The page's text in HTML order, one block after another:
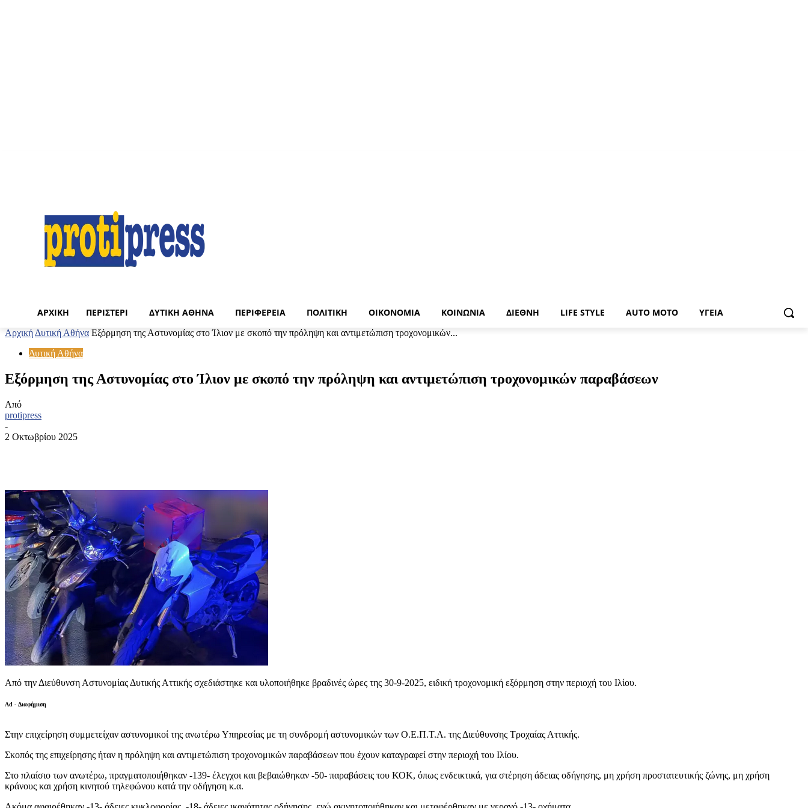
ΑΡΧΙΚΉ ΠΕΡΙΣΤΈΡΙ ΔΥΤΙΚΉ ΑΘΉΝΑ ΠΕΡΙΦΈΡΕΙΑ ΠΟΛΙΤΙΚΉ ΟΙΚΟΝΟΜΊΑ ΚΟΙΝΩΝΊΑ ΔΙΕΘΝΉ LIFE STYLE AUTO MOTO ΥΓΕΊΑ
Αρχική Δυτική Αθήνα Εξόρμηση της Αστυνομίας στο Ίλιον με σκοπό την πρόληψη και αντιμετώπιση τροχονομικών...
Δυτική Αθήνα
Εξόρμηση της Αστυνομίας στο Ίλιον με σκοπό την πρόληψη και αντιμετώπιση τροχονομικών παραβάσεων
Από
protipress
-
2 Οκτωβρίου 2025
Από την Διεύθυνση Αστυνομίας Δυτικής Αττικής σχεδιάστηκε και υλοποιήθηκε βραδινές ώρες της 30-9-2025, ειδική τροχονομική εξόρμηση στην περιοχή του Ιλίου.
Ad - Διαφήμιση
Στην επιχείρηση συμμετείχαν αστυνομικοί της ανωτέρω Υπηρεσίας με τη συνδρομή αστυνομικών των Ο.Ε.Π.Τ.Α. της Διεύθυνσης Τροχαίας Αττικής.
Σκοπός της επιχείρησης ήταν η πρόληψη και αντιμετώπιση τροχονομικών παραβάσεων που έχουν καταγραφεί στην περιοχή του Ιλίου.
Στο πλαίσιο των ανωτέρω, πραγματοποιήθηκαν -139- έλεγχοι και βεβαιώθηκαν -50- παραβάσεις του ΚΟΚ, όπως ενδεικτικά, για στέρηση άδειας οδήγησης, μη χρήση προστατευτικής ζώνης, μη χρήση
κράνους και χρήση κινητού τηλεφώνου κατά την οδήγηση κ.α.